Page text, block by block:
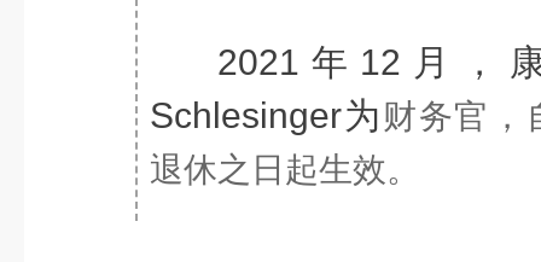
2021年12月，
Schlesinger为财务官，
退休之日起生效。